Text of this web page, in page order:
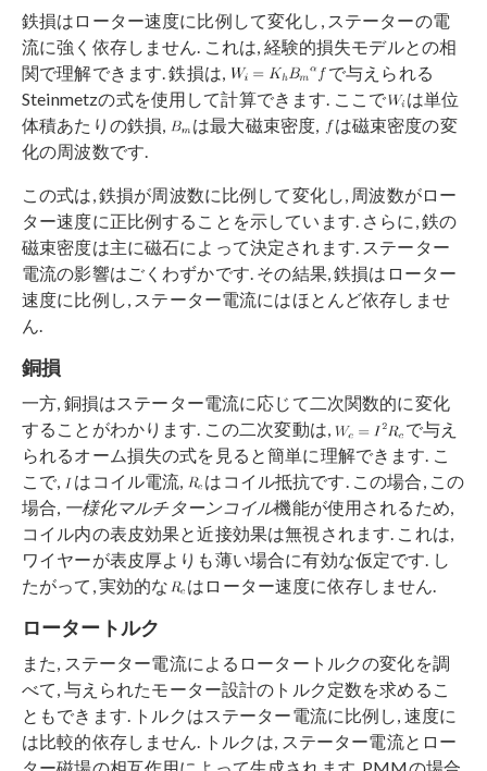
鉄損はローター速度に比例して変化し, ステーターの電
流に強く依存しません. これは, 経験的損失モデルとの相
関で理解できます. 鉄損は,
で与えられる
Steinmetzの式を使用して計算できます. ここで
は単位
体積あたりの鉄損,
は最大磁束密度,
は磁束密度の変
化の周波数です.
この式は, 鉄損が周波数に比例して変化し, 周波数がロー
ター速度に正比例することを示しています. さらに, 鉄の
磁束密度は主に磁石によって決定されます. ステーター
電流の影響はごくわずかです. その結果, 鉄損はローター
速度に比例し, ステーター電流にはほとんど依存しませ
ん.
銅損
一方, 銅損はステーター電流に応じて二次関数的に変化
することがわかります. この二次変動は,
で与え
られるオーム損失の式を見ると簡単に理解できます. こ
こで,
はコイル電流,
はコイル抵抗です. この場合, この
場合, 一様化マルチターンコイル機能が使用されるため,
コイル内の表皮効果と近接効果は無視されます. これは,
ワイヤーが表皮厚よりも薄い場合に有効な仮定です. し
たがって, 実効的な
はローター速度に依存しません.
ロータートルク
また, ステーター電流によるロータートルクの変化を調
べて, 与えられたモーター設計のトルク定数を求めるこ
ともできます. トルクはステーター電流に比例し, 速度に
は比較的依存しません. トルクは, ステーター電流とロー